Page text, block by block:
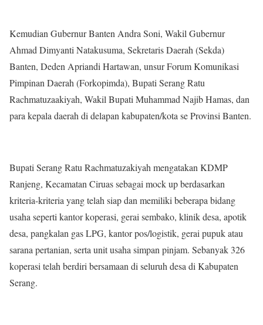
Kemudian Gubernur Banten Andra Soni, Wakil Gubernur
Ahmad Dimyanti Natakusuma, Sekretaris Daerah (Sekda)
Banten, Deden Apriandi Hartawan, unsur Forum Komunikasi
Pimpinan Daerah (Forkopimda), Bupati Serang Ratu
Rachmatuzaakiyah, Wakil Bupati Muhammad Najib Hamas, dan
para kepala daerah di delapan kabupaten/kota se Provinsi Banten.
Bupati Serang Ratu Rachmatuzakiyah mengatakan KDMP
Ranjeng, Kecamatan Ciruas sebagai mock up berdasarkan
kriteria-kriteria yang telah siap dan memiliki beberapa bidang
usaha seperti kantor koperasi, gerai sembako, klinik desa, apotik
desa, pangkalan gas LPG, kantor pos/logistik, gerai pupuk atau
sarana pertanian, serta unit usaha simpan pinjam. Sebanyak 326
koperasi telah berdiri bersamaan di seluruh desa di Kabupaten
Serang.